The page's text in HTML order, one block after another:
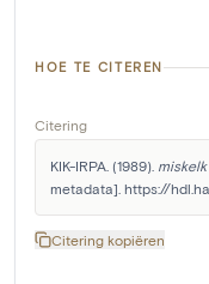
HOE TE CITEREN
Citering
KIK-IRPA. (1989).
metadata]. https://
Citering kopiëren